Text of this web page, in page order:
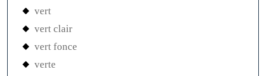
vert
vert clair
vert fonce
verte